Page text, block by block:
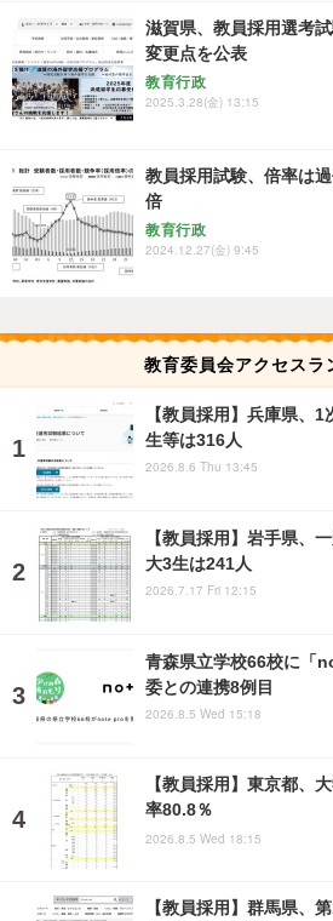
滋賀県、教員採用選考
変更点を公表
教育行政
2025.3.28(金) 13:15
教員採用試験、倍率は
倍
教育行政
2024.12.27(金) 9:45
教育委員会アクセスラ
【教員採用】兵庫県、
生等は316人
2026.8.6 Thu 13:45
【教員採用】岩手県、
大3生は241人
2026.7.17 Fri 12:15
青森県立学校66校に「
委との連携8例目
2026.8.5 Wed 15:18
【教員採用】東京都、
率80.8％
2026.8.5 Wed 18:15
【教員採用】群馬県、